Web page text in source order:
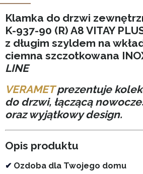
Klamka do drzwi
K-937-90 (R) A8 VITAY
z długim szyldem na
ciemna szczotkowana
LINE
VERAMETprezentuje
do drzwi, łączącą
oraz wyjątkowy design.
Opis produktu
✔ Ozdoba dla Twojego domu